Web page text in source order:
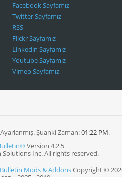
Facebook Sayfamız
Twitter Sayfamız
RSS
Flickr Sayfamız
Linkedin Sayfamız
Youtube Sayfamız
Vimeo Sayfamız
Şuanki Zaman:01:22 PM.
Version 4.2.5
Inc. All rights reserved.
Mods & AddonsCopyright ©